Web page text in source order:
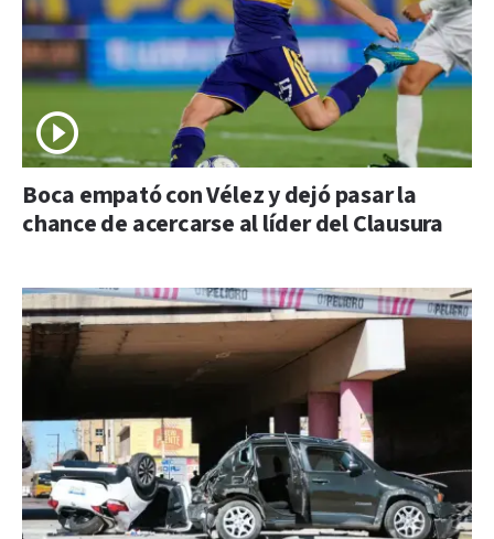
Boca empató con Vélez y dejó pasar la
chance de acercarse al líder del Clausura